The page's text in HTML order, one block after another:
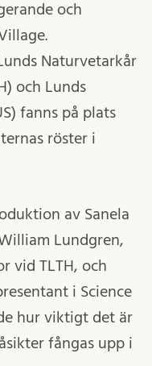
och
Naturvetarkår
och Lunds
fanns på plats
röster i
av Sanela
Lundgren,
vid TLTH, och
i Science
hur viktigt det är
fångas upp i